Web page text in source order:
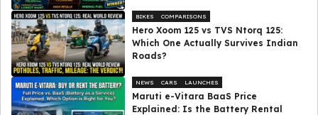
BIKES COMPARISONS
Hero Xoom 125 vs TVS Ntorq 125:
Which One Actually Survives Indian
Roads?
NEWS CARS LAUNCHES
Maruti e-Vitara BaaS Price
Explained: Is the Battery Rental